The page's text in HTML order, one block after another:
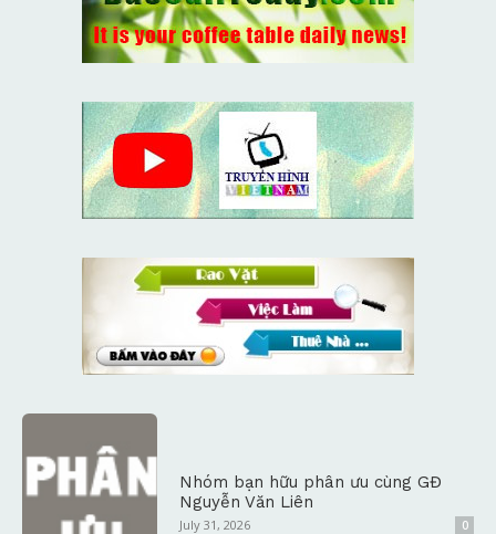
Nhóm bạn hữu phân ưu cùng GĐ
Nguyễn Văn Liên
July 31, 2026 0